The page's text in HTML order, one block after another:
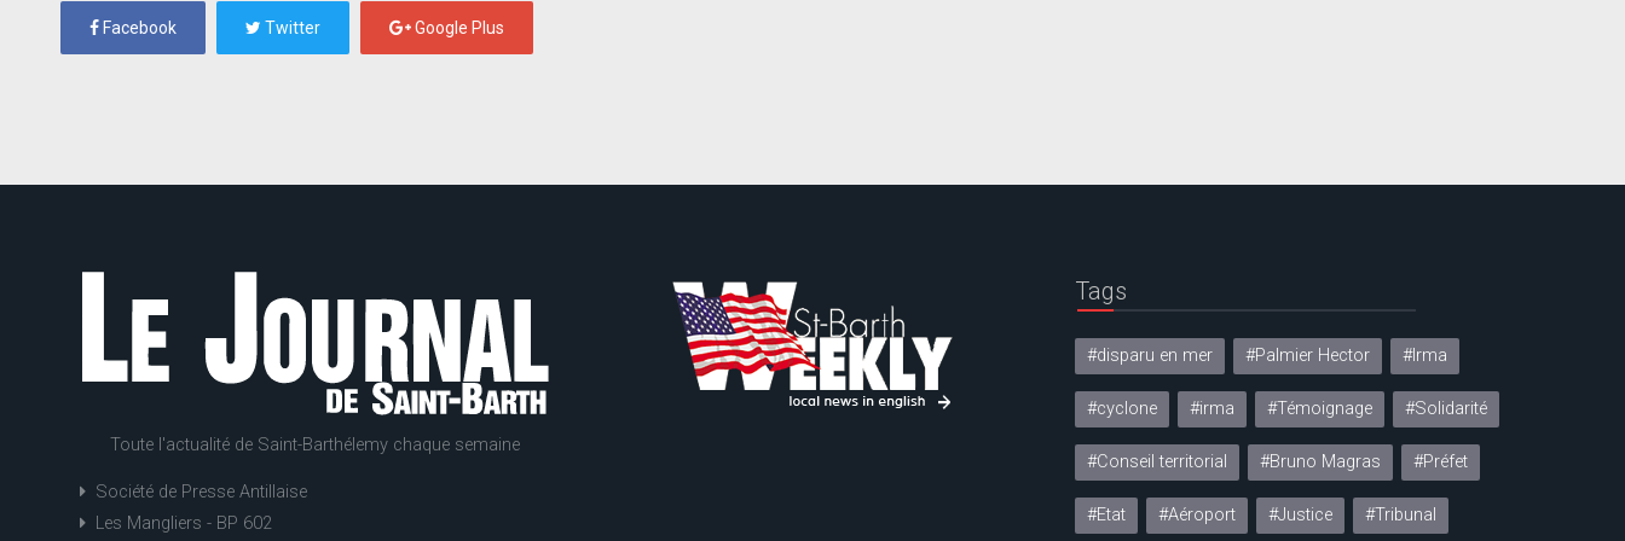
Facebook Twitter Google Plus
Toute l'actualité de Saint-Barthélemy chaque semaine
Société de Presse Antillaise
Les Mangliers - BP 602
Tags
#disparu en mer #Palmier Hector #Irma
#cyclone #irma #Témoignage #Solidarité
#Conseil territorial #Bruno Magras #Préfet
#Etat #Aéroport #Justice #Tribunal